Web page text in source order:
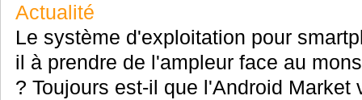
Actualité
Le système d'exploitation pour
il à prendre de l'ampleur face au
? Toujours est-il que l'Android